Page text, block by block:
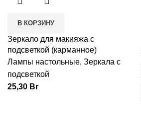
В КОРЗИНУ
Зеркало для макияжа с
подсветкой (карманное)
Лампы настольные, Зеркала с
подсветкой
25,30 Br